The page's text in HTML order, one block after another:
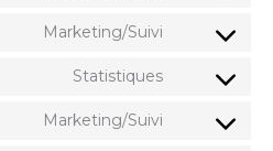
Marketing/Suivi
Statistiques
Marketing/Suivi